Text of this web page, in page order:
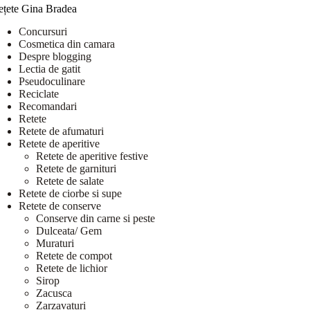
Gina Bradea
Concursuri
Cosmetica din camara
Despre blogging
Lectia de gatit
Pseudoculinare
Reciclate
Recomandari
Retete
Retete de afumaturi
Retete de aperitive
Retete de aperitive festive
Retete de garnituri
Retete de salate
Retete de ciorbe si supe
Retete de conserve
Conserve din carne si peste
Dulceata/ Gem
Muraturi
Retete de compot
Retete de lichior
Sirop
Zacusca
Zarzavaturi